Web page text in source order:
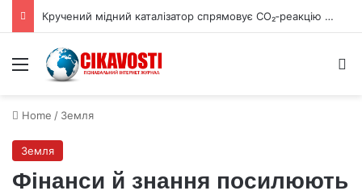
Кручений мідний каталізатор спрямовує CO₂‑реакцію й пригнічує водень
Menu
Home / Земля
Земля
Фінанси й знання посилюють